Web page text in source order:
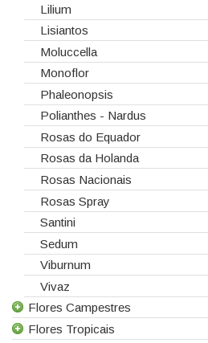
Lilium
Lisiantos
Moluccella
Monoflor
Phaleonopsis
Polianthes - Nardus
Rosas do Equador
Rosas da Holanda
Rosas Nacionais
Rosas Spray
Santini
Sedum
Viburnum
Vivaz
Flores Campestres
Todas as Flores Campestres
Flores Tropicais